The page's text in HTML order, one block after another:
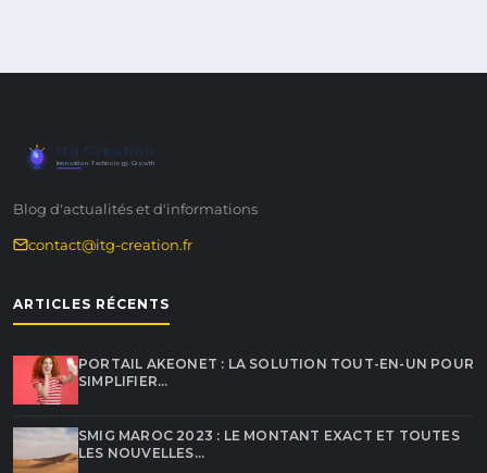
Innovation · Technology · Growth
Blog d'actualités et d'informations
contact@itg-creation.fr
ARTICLES RÉCENTS
PORTAIL AKEONET : LA SOLUTION TOUT-EN-UN POUR
SIMPLIFIER…
SMIG MAROC 2023 : LE MONTANT EXACT ET TOUTES
LES NOUVELLES…